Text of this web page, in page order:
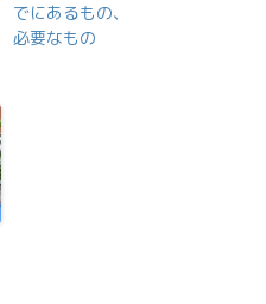
でにあるもの、
必要なもの